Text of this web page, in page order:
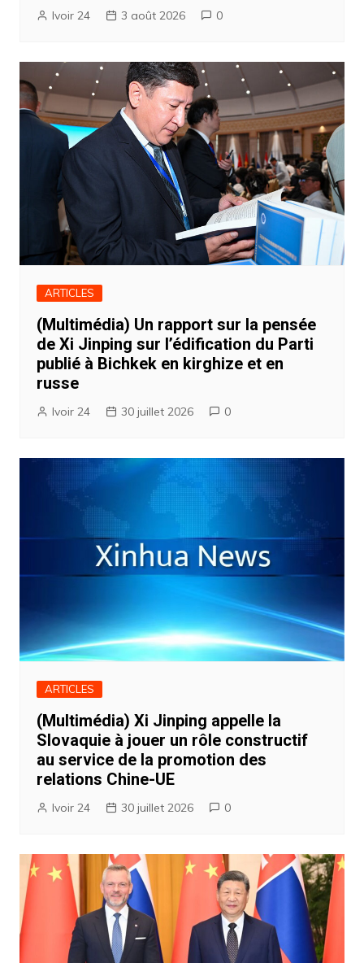
Ivoir 24 3 août 2026 0
ARTICLES
(Multimédia) Un rapport sur la pensée
de Xi Jinping sur l’édification du Parti
publié à Bichkek en kirghize et en
russe
Ivoir 24 30 juillet 2026 0
ARTICLES
(Multimédia) Xi Jinping appelle la
Slovaquie à jouer un rôle constructif
au service de la promotion des
relations Chine-UE
Ivoir 24 30 juillet 2026 0